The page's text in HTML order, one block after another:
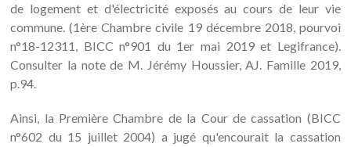
de logement et d'électricité exposés au cours de leur vie
commune. (1ère Chambre civile 19 décembre 2018, pourvoi
n°18-12311, BICC n°901 du 1er mai 2019 et Legifrance).
Consulter la note de M. Jérémy Houssier, AJ. Famille 2019,
p.94.
Ainsi, la Première Chambre de la Cour de cassation (BICC
n°602 du 15 juillet 2004) a jugé qu'encourait la cassation